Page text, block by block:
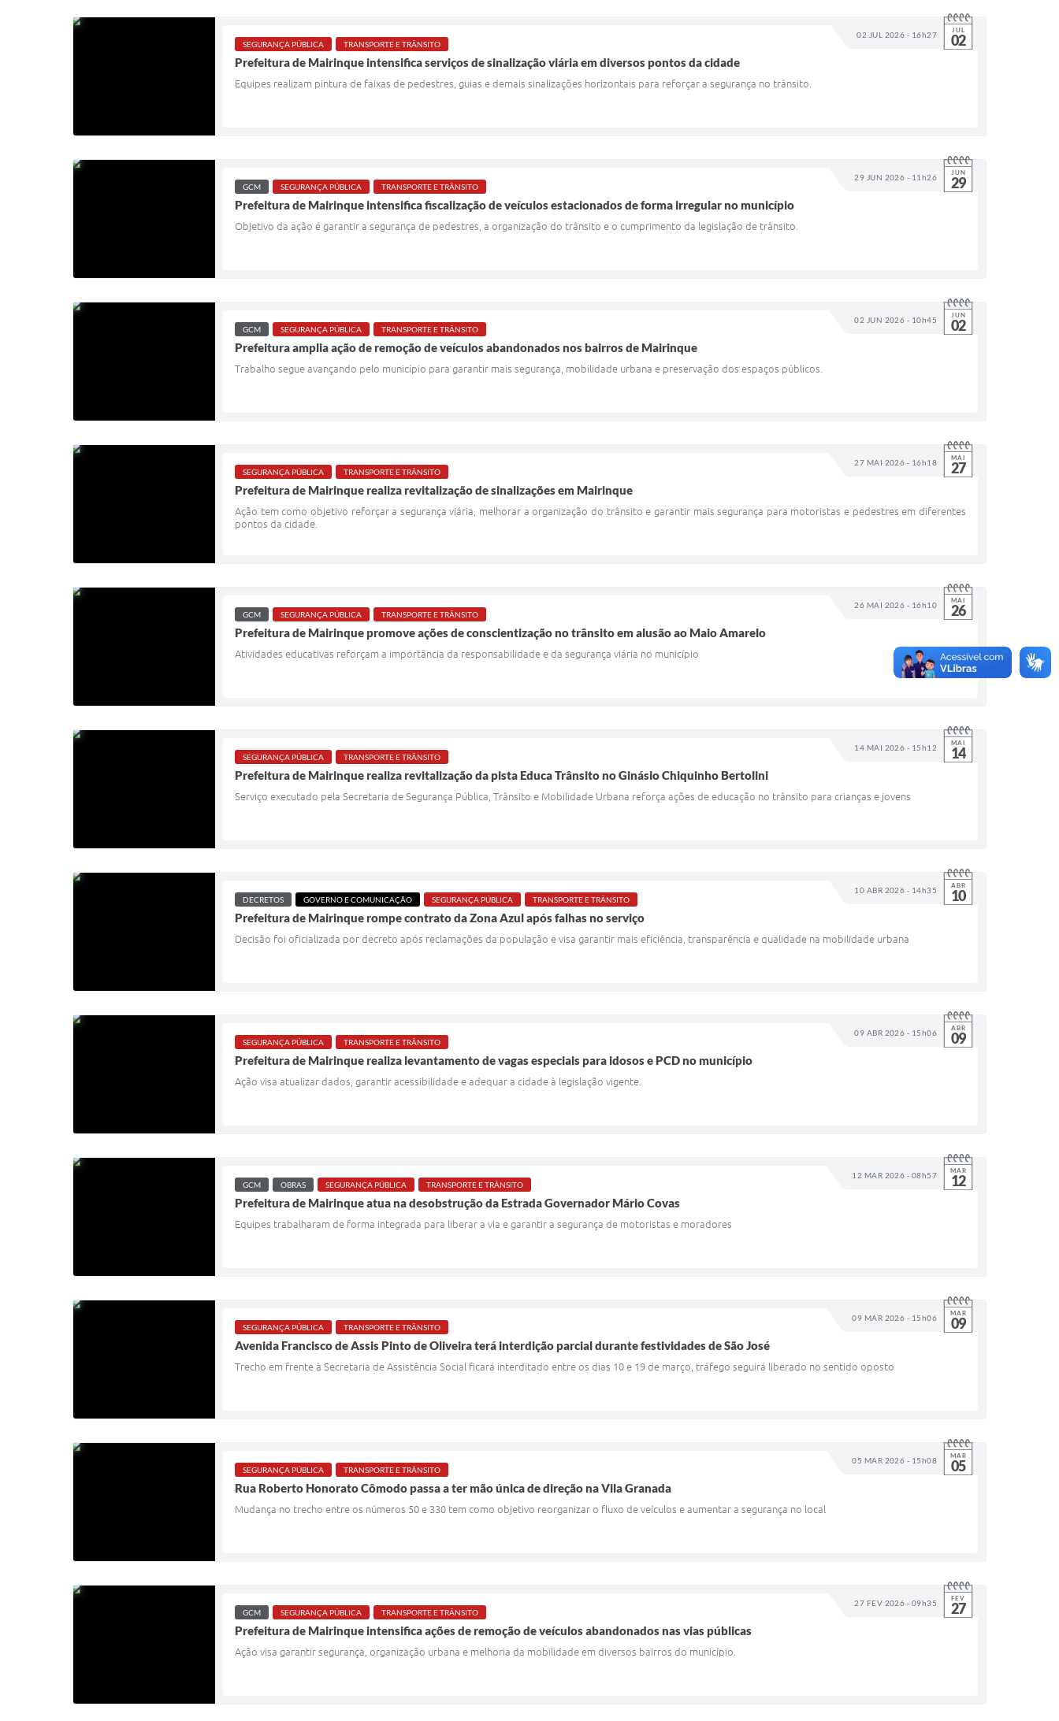
02 JUL 2026 - 16h27 JUL
02
SEGURANÇA PÚBLICA TRANSPORTE E TRÂNSITO
Prefeitura de Mairinque intensifica serviços de sinalização viária em diversos pontos da cidade
Equipes realizam pintura de faixas de pedestres, guias e demais sinalizações horizontais para reforçar a segurança no trânsito.
29 JUN 2026 - 11h26 JUN
29
GCM SEGURANÇA PÚBLICA TRANSPORTE E TRÂNSITO
Prefeitura de Mairinque intensifica fiscalização de veículos estacionados de forma irregular no município
Objetivo da ação é garantir a segurança de pedestres, a organização do trânsito e o cumprimento da legislação de trânsito.
02 JUN 2026 - 10h45 JUN
02
GCM SEGURANÇA PÚBLICA TRANSPORTE E TRÂNSITO
Prefeitura amplia ação de remoção de veículos abandonados nos bairros de Mairinque
Trabalho segue avançando pelo município para garantir mais segurança, mobilidade urbana e preservação dos espaços públicos.
27 MAI 2026 - 16h18 MAI
27
SEGURANÇA PÚBLICA TRANSPORTE E TRÂNSITO
Prefeitura de Mairinque realiza revitalização de sinalizações em Mairinque
Ação tem como objetivo reforçar a segurança viária, melhorar a organização do trânsito e garantir mais segurança para motoristas e pedestres em diferentes
pontos da cidade.
26 MAI 2026 - 16h10 MAI
26
GCM SEGURANÇA PÚBLICA TRANSPORTE E TRÂNSITO
Prefeitura de Mairinque promove ações de conscientização no trânsito em alusão ao Maio Amarelo
Atividades educativas reforçam a importância da responsabilidade e da segurança viária no município
14 MAI 2026 - 15h12 MAI
14
SEGURANÇA PÚBLICA TRANSPORTE E TRÂNSITO
Prefeitura de Mairinque realiza revitalização da pista Educa Trânsito no Ginásio Chiquinho Bertolini
Serviço executado pela Secretaria de Segurança Pública, Trânsito e Mobilidade Urbana reforça ações de educação no trânsito para crianças e jovens
10 ABR 2026 - 14h35 ABR
10
DECRETOS GOVERNO E COMUNICAÇÃO SEGURANÇA PÚBLICA TRANSPORTE E TRÂNSITO
Prefeitura de Mairinque rompe contrato da Zona Azul após falhas no serviço
Decisão foi oficializada por decreto após reclamações da população e visa garantir mais eficiência, transparência e qualidade na mobilidade urbana
09 ABR 2026 - 15h06 ABR
09
SEGURANÇA PÚBLICA TRANSPORTE E TRÂNSITO
Prefeitura de Mairinque realiza levantamento de vagas especiais para idosos e PCD no município
Ação visa atualizar dados, garantir acessibilidade e adequar a cidade à legislação vigente.
12 MAR 2026 - 08h57 MAR
12
GCM OBRAS SEGURANÇA PÚBLICA TRANSPORTE E TRÂNSITO
Prefeitura de Mairinque atua na desobstrução da Estrada Governador Mário Covas
Equipes trabalharam de forma integrada para liberar a via e garantir a segurança de motoristas e moradores
09 MAR 2026 - 15h06 MAR
09
SEGURANÇA PÚBLICA TRANSPORTE E TRÂNSITO
Avenida Francisco de Assis Pinto de Oliveira terá interdição parcial durante festividades de São José
Trecho em frente à Secretaria de Assistência Social ficará interditado entre os dias 10 e 19 de março, tráfego seguirá liberado no sentido oposto
05 MAR 2026 - 15h08 MAR
05
SEGURANÇA PÚBLICA TRANSPORTE E TRÂNSITO
Rua Roberto Honorato Cômodo passa a ter mão única de direção na Vila Granada
Mudança no trecho entre os números 50 e 330 tem como objetivo reorganizar o fluxo de veículos e aumentar a segurança no local
27 FEV 2026 - 09h35 FEV
27
GCM SEGURANÇA PÚBLICA TRANSPORTE E TRÂNSITO
Prefeitura de Mairinque intensifica ações de remoção de veículos abandonados nas vias públicas
Ação visa garantir segurança, organização urbana e melhoria da mobilidade em diversos bairros do município.